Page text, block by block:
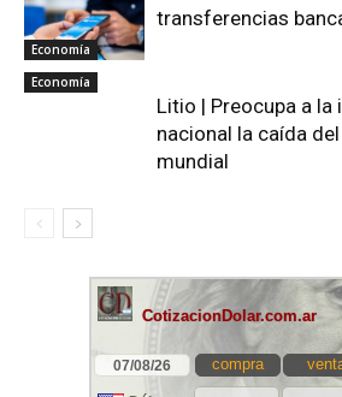
Economía
transferencias
Economía
Litio | Preocupa a la
nacional la caída
mundial